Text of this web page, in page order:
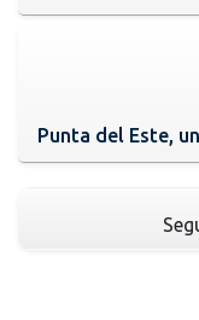
Punta del Este,